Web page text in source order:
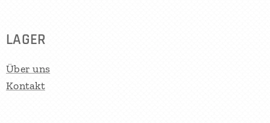
LAGER
Über uns
Kontakt